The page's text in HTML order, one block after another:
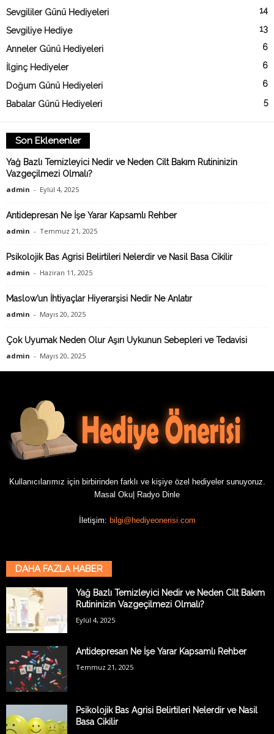
Sevgililer Günü Hediyeleri 14
Sevgiliye Hediye 13
Anneler Günü Hediyeleri 6
İlginç Hediyeler 6
Doğum Günü Hediyeleri 6
Babalar Günü Hediyeleri 5
Son Eklenenler
Yağ Bazlı Temizleyici Nedir ve Neden Cilt Bakım Rutininizin
Vazgeçilmezi Olmalı?
admin - Eylül 4, 2025
Antidepresan Ne İşe Yarar Kapsamlı Rehber
admin - Temmuz 21, 2025
Psikolojik Bas Agrisi Belirtileri Nelerdir ve Nasil Basa Cikilir
admin - Haziran 11, 2025
Maslow’un İhtiyaçlar Hiyerarşisi Nedir Ne Anlatır
admin - Mayıs 20, 2025
Çok Uyumak Neden Olur Aşırı Uykunun Sebepleri ve Tedavisi
admin - Mayıs 20, 2025
Kullanıcılarımız için birbirinden farklı ve kişiye özel hediyeler sunuyoruz.
Masal Oku Radyo Dinle
İletişim: bilgi@hediyeonerisi.com
DAHA FAZLA HABER
Yağ Bazlı Temizleyici Nedir ve Neden Cilt Bakım
Rutininizin Vazgeçilmezi Olmalı?
Eylül 4, 2025
Antidepresan Ne İşe Yarar Kapsamlı Rehber
Temmuz 21, 2025
Psikolojik Bas Agrisi Belirtileri Nelerdir ve Nasil
Basa Cikilir